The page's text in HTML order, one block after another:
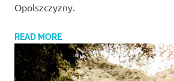
Opolszczyzny.
READ MORE